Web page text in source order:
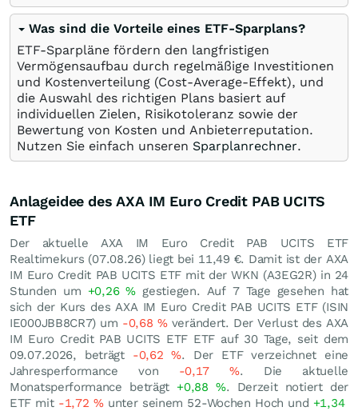
Was sind die Vorteile eines ETF-Sparplans?
ETF-Sparpläne fördern den langfristigen
Vermögensaufbau durch regelmäßige Investitionen
und Kostenverteilung (Cost-Average-Effekt), und
die Auswahl des richtigen Plans basiert auf
individuellen Zielen, Risikotoleranz sowie der
Bewertung von Kosten und Anbieterreputation.
Nutzen Sie einfach unseren Sparplanrechner.
Anlageidee des AXA IM Euro Credit PAB UCITS
ETF
Der aktuelle AXA IM Euro Credit PAB UCITS ETF
Realtimekurs (07.08.26) liegt bei 11,49 €. Damit ist der AXA
IM Euro Credit PAB UCITS ETF mit der WKN (A3EG2R) in 24
Stunden um +0,26% gestiegen. Auf 7 Tage gesehen hat
sich der Kurs des AXA IM Euro Credit PAB UCITS ETF (ISIN
IE000JBB8CR7) um -0,68 %verändert. Der Verlust des AXA
IM Euro Credit PAB UCITS ETF ETF auf 30 Tage, seit dem
09.07.2026, beträgt -0,62%. Der ETF verzeichnet eine
Jahresperformance von -0,17%. Die aktuelle
Monatsperformance beträgt +0,88 %. Derzeit notiert der
ETF mit -1,72 %unter seinem 52-Wochen Hoch und +1,34